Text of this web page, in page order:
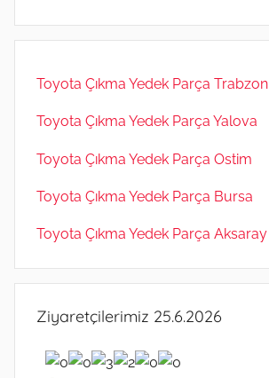
Toyota Çıkma Yedek Parça Trabzon
Toyota Çıkma Yedek Parça Yalova
Toyota Çıkma Yedek Parça Ostim
Toyota Çıkma Yedek Parça Bursa
Toyota Çıkma Yedek Parça Aksaray
Ziyaretçilerimiz 25.6.2026